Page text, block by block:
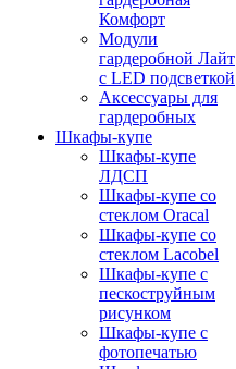
Комфорт
Модули
гардеробной Лайт
с LED подсветкой
Аксессуары для
гардеробных
Шкафы-купе
Шкафы-купе
ЛДСП
Шкафы-купе со
стеклом Oracal
Шкафы-купе со
стеклом Lacobel
Шкафы-купе с
пескоструйным
рисунком
Шкафы-купе с
фотопечатью